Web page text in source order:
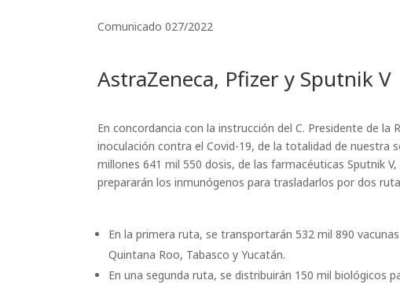
Comunicado 027/2022
AstraZeneca, Pfizer y Sputnik V
En concordancia con la instrucción del C. Presidente de la
inoculación contra el Covid-19, de la totalidad de nuestra
millones 641 mil 550 dosis, de las farmacéuticas Sputnik
prepararán los inmunógenos para trasladarlos por dos
En la primera ruta, se transportarán 532 mil 890
Quintana Roo, Tabasco y Yucatán.
En una segunda ruta, se distribuirán 150 mil biológicos